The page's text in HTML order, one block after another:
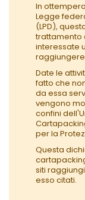
In
Legge
(LPD),
trattamento
interessate
Date le
fatto che
da essa
vengono
confini
per la
Questa
siti
esso citati.